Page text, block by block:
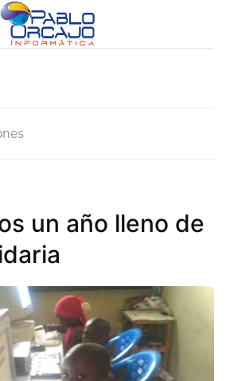
un año lleno de